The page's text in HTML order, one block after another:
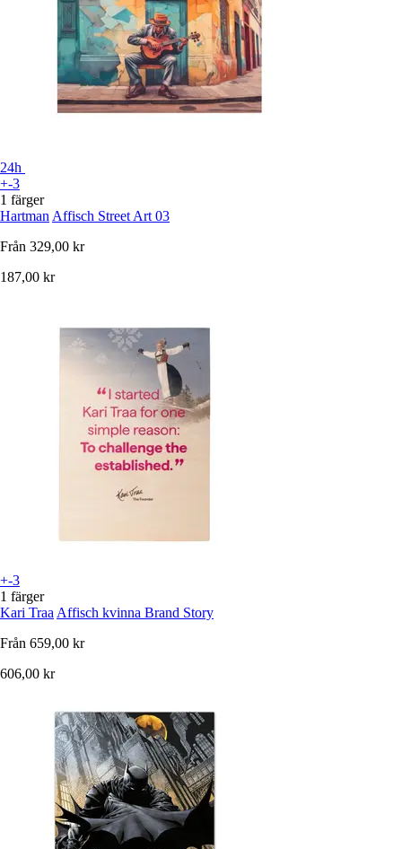
24h
+-3
1 färger
Hartman Affisch Street Art 03
Från 329,00 kr
187,00 kr
+-3
1 färger
Kari Traa Affisch kvinna Brand Story
Från 659,00 kr
606,00 kr